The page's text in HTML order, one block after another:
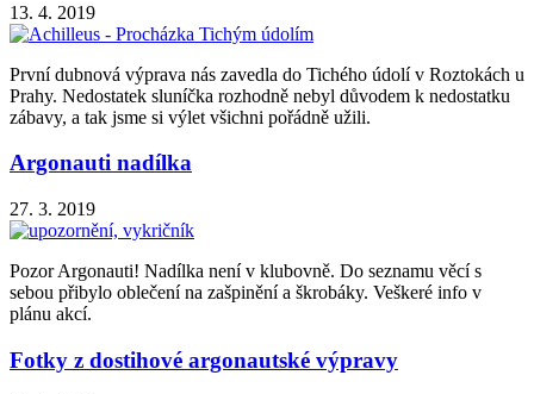
13. 4. 2019
První dubnová výprava nás zavedla do Tichého údolí v Roztokách u
Prahy. Nedostatek sluníčka rozhodně nebyl důvodem k nedostatku
zábavy, a tak jsme si výlet všichni pořádně užili.
Argonauti nadílka
27. 3. 2019
Pozor Argonauti! Nadílka není v klubovně. Do seznamu věcí s
sebou přibylo oblečení na zašpinění a škrobáky. Veškeré info v
plánu akcí.
Fotky z dostihové argonautské výpravy